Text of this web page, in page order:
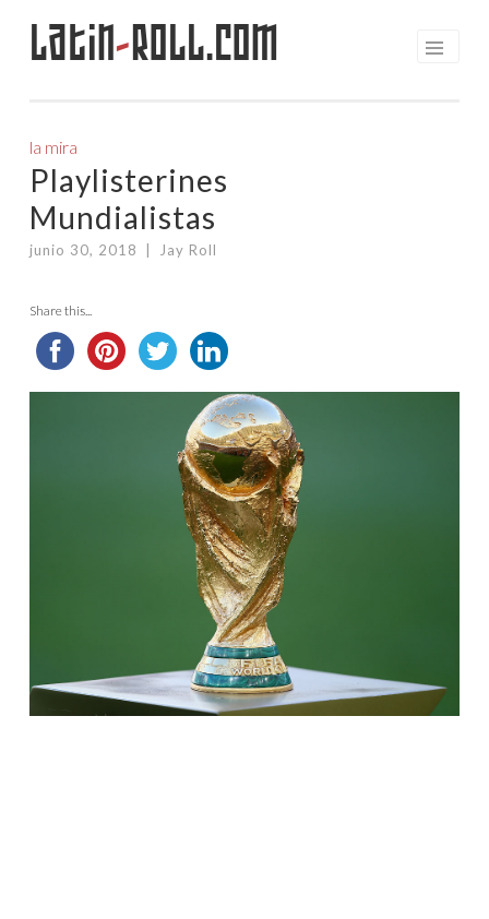
Saltar
Latin-Roll.com
la mira
Playlisterines
Mundialistas
junio 30, 2018 Jay Roll
Share this...